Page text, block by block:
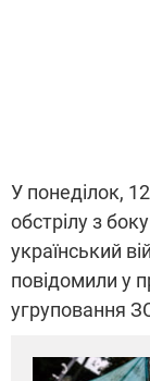
У понеділок,
обстрілу з
український
повідомили у
угруповання